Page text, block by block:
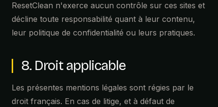
ResetClean n'exerce aucun contrôle sur ces sites et
décline toute responsabilité quant à leur contenu,
leur politique de confidentialité ou leurs pratiques.
8. Droit applicable
Les présentes mentions légales sont régies par le
droit français. En cas de litige, et à défaut de